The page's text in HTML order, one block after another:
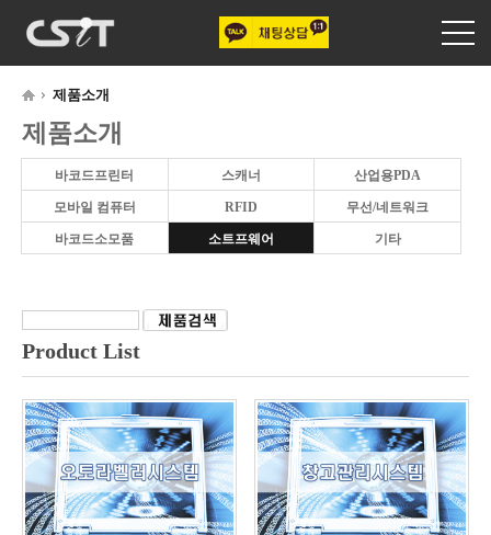
제품소개
제품소개
바코드프린터 스캐너 산업용PDA
모바일 컴퓨터 RFID 무선/네트워크
바코드소모품 소트프웨어 기타
Product List